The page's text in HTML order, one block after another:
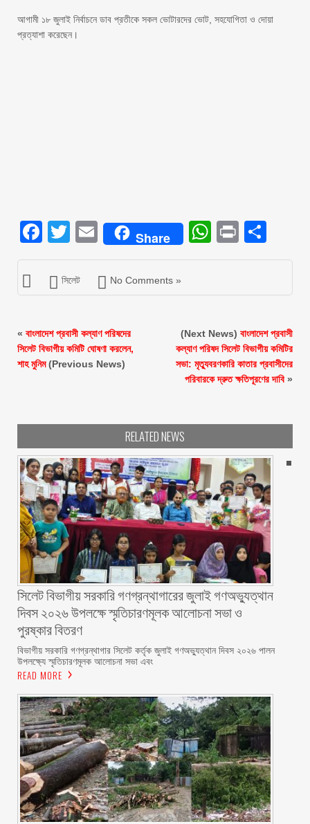
‎আগামী ১৮ জুলাই নির্বাচনে ডাব প্রতীকে সকল ভোটারদের ভোট, সহযোগিতা ও দোয়া
প্রত্যাশা করেছেন।
Facebook
Twitter
EmailShare Print
সিলেট No Comments »
« ‎বাংলাদেশ প্রবাসী কল্যাণ পরিষদের
সিলেট বিভাগীয় কমিটি ঘোষণা করলেন,
শাহ মুনিম(Previous News)
(Next News) বাংলাদেশ প্রবাসী
কল্যাণ পরিষদ সিলেট বিভাগীয় কমিটির
সভা: মৃত্যুবরণকারি কাতার প্রবাসীদের
পরিবারকে দ্রুত ক্ষতিপূরণের দাবি»
RELATED NEWS
সিলেট বিভাগীয় সরকারি গণগ্রন্থাগারের জুলাই গণঅভ্যুত্থান
দিবস ২০২৬ উপলক্ষে স্মৃতিচারণমূলক আলোচনা সভা ও
পুরষ্কার বিতরণ ‎ ‎
বিভাগীয় সরকারি গণগ্রন্থাগার সিলেট কর্তৃক জুলাই গণঅভ্যুত্থান দিবস ২০২৬ পালন
উপলক্ষ্যে স্মৃতিচারণমূলক আলোচনা সভা এবং
READ MORE